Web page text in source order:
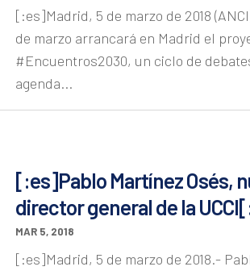
[:es]Madrid, 5 de marzo de 2018
de marzo arrancará en Madrid el
#Encuentros2030, un ciclo de
agenda...
[:es]Pablo Martínez Osés,
director general de la
MAR 5, 2018
[:es]Madrid, 5 de marzo de 2018.-